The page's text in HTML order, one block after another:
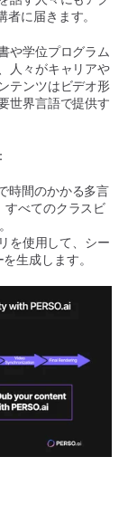
者に届きます。
や学位プログラム
人々がキャリアや
テンツはビデオ形
世界言語で提供す
時間のかかる多言
すべてのクラスビ
を使用して、シー
生成します。